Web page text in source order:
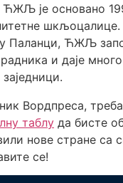
ЋЖЉ је основано
Паланци, ЋЖЉ
и даје много
заједници.
Вордпреса,
таблу да бисте
нове стране са
се!